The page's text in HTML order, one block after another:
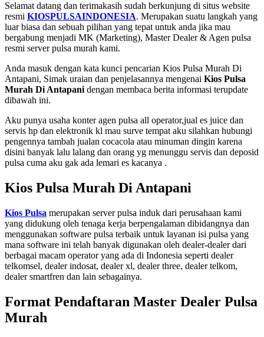
Selamat datang dan terimakasih sudah berkunjung di situs website
resmi KIOSPULSAINDONESIA. Merupakan suatu langkah yang
luar biasa dan sebuah pilihan yang tepat untuk anda jika mau
bergabung menjadi MK (Marketing), Master Dealer & Agen pulsa
resmi server pulsa murah kami.
Anda masuk dengan kata kunci pencarian Kios Pulsa Murah Di
Antapani, Simak uraian dan penjelasannya mengenai Kios Pulsa
Murah Di Antapanidengan membaca berita informasi terupdate
dibawah ini.
Aku punya usaha konter agen pulsa all operator,jual es juice dan
servis hp dan elektronik kl mau surve tempat aku silahkan hubungi
pengennya tambah jualan cocacola atau minuman dingin karena
disini banyak lalu lalang dan orang yg menunggu servis dan deposid
pulsa cuma aku gak ada lemari es kacanya .
Kios Pulsa Murah Di Antapani
Kios Pulsa merupakan server pulsa induk dari perusahaan kami
yang didukung oleh tenaga kerja berpengalaman dibidangnya dan
menggunakan software pulsa terbaik untuk layanan isi pulsa yang
mana software ini telah banyak digunakan oleh dealer-dealer dari
berbagai macam operator yang ada di Indonesia seperti dealer
telkomsel, dealer indosat, dealer xl, dealer three, dealer telkom,
dealer smartfren dan lain sebagainya.
Format Pendaftaran Master Dealer Pulsa
Murah